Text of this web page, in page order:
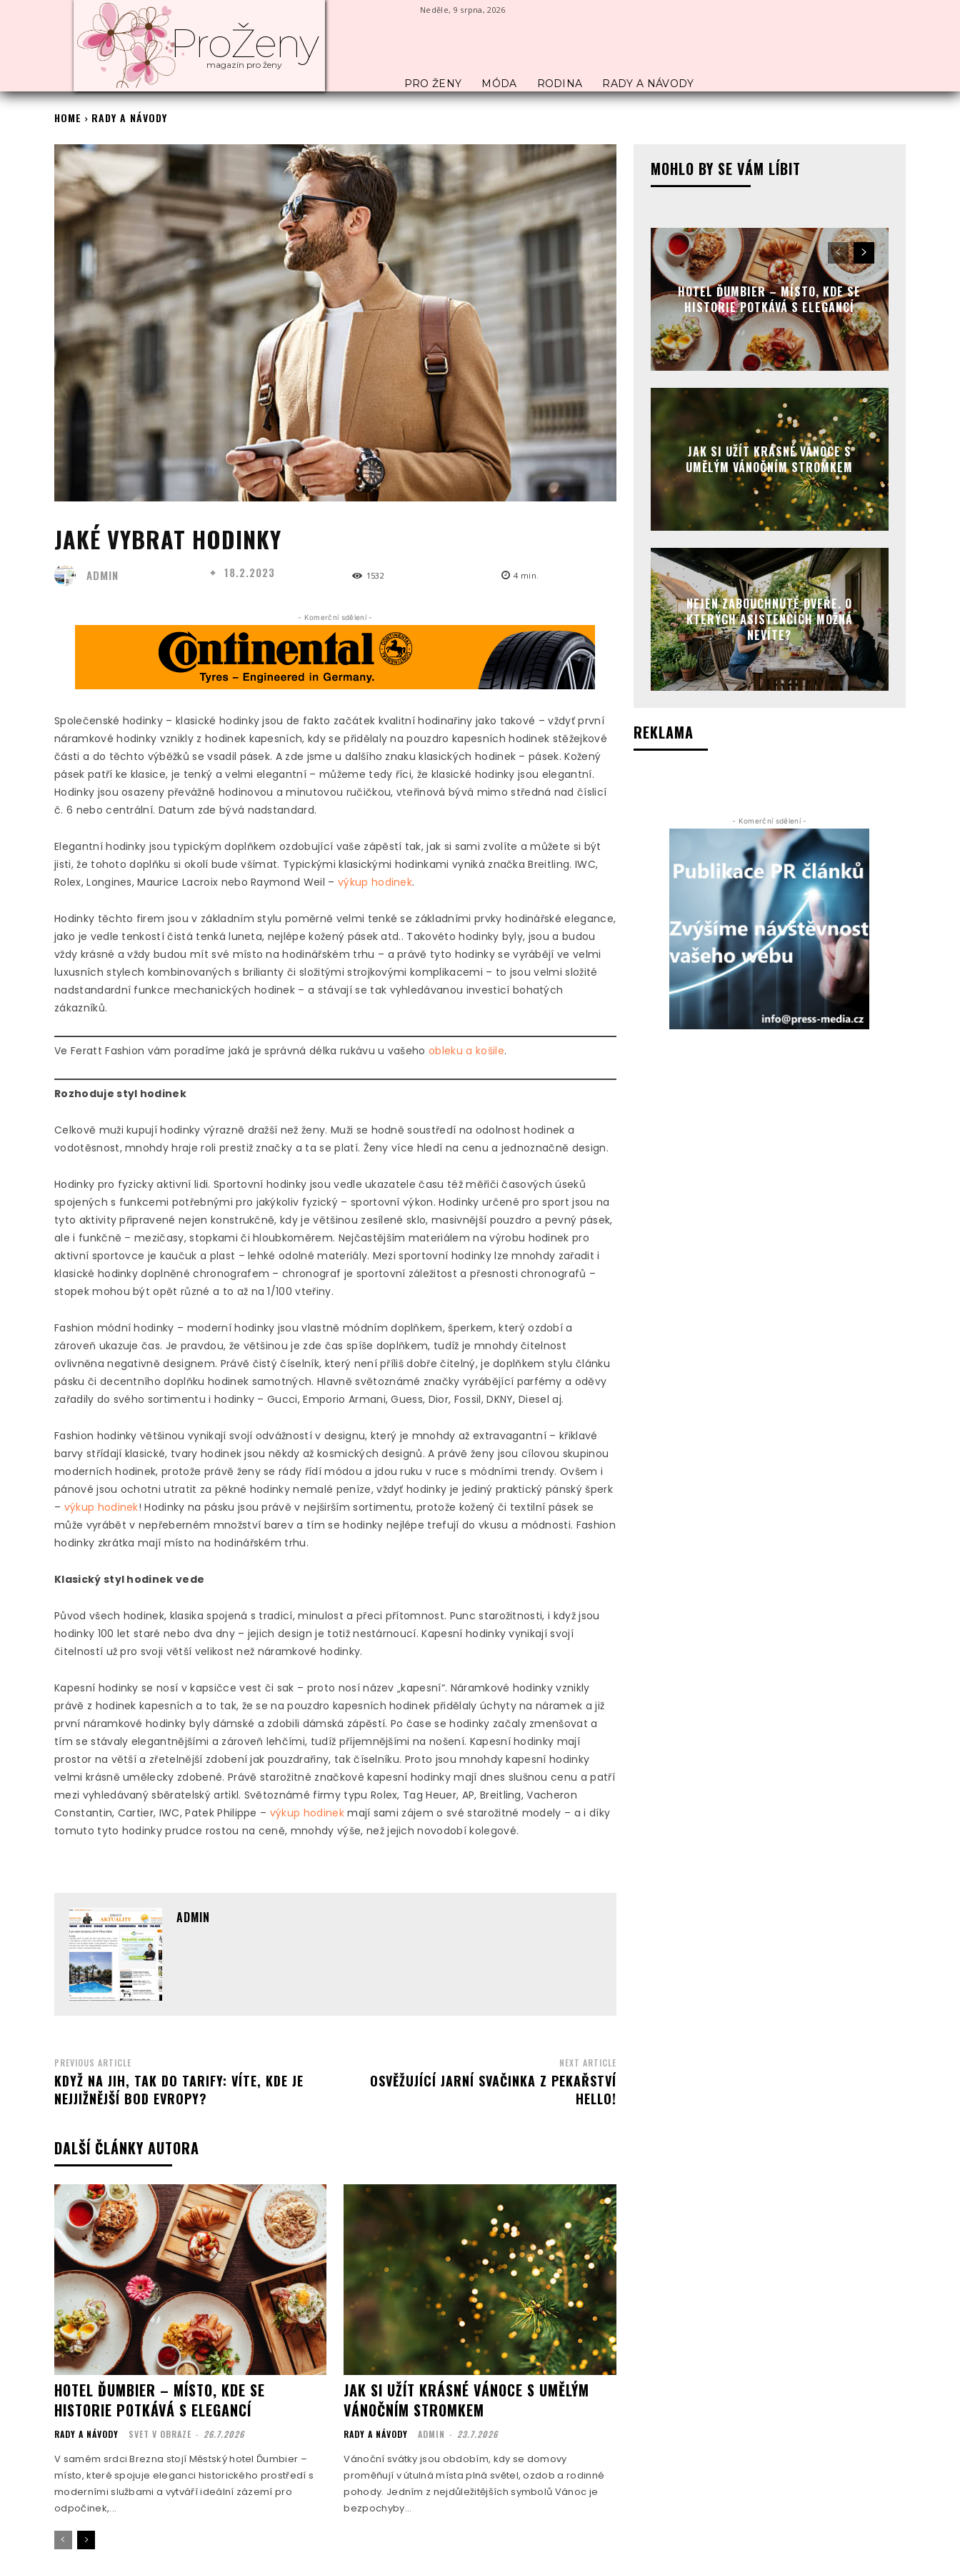
Neděle, 9 srpna, 2026
ProŽeny
magazín pro ženy
PRO ŽENY MÓDA RODINA RADY A NÁVODY
HOME RADY A NÁVODY
JAKÉ VYBRAT HODINKY
ADMIN 18.2.2023 1532 4 min.
- Komerční sdělení -
Společenské hodinky – klasické hodinky jsou de fakto začátek kvalitní hodinařiny jako takové – vždyť první
náramkové hodinky vznikly z hodinek kapesních, kdy se přidělaly na pouzdro kapesních hodinek stěžejkové
části a do těchto výběžků se vsadil pásek. A zde jsme u dalšího znaku klasických hodinek – pásek. Kožený
pásek patří ke klasice, je tenký a velmi elegantní – můžeme tedy říci, že klasické hodinky jsou elegantní.
Hodinky jsou osazeny převážně hodinovou a minutovou ručičkou, vteřinová bývá mimo středná nad číslicí
č. 6 nebo centrální. Datum zde bývá nadstandard.
Elegantní hodinky jsou typickým doplňkem ozdobující vaše zápěstí tak, jak si sami zvolíte a můžete si být
jisti, že tohoto doplňku si okolí bude všímat. Typickými klasickými hodinkami vyniká značka Breitling. IWC,
Rolex, Longines, Maurice Lacroix nebo Raymond Weil – výkup hodinek.
Hodinky těchto firem jsou v základním stylu poměrně velmi tenké se základními prvky hodinářské elegance,
jako je vedle tenkostí čistá tenká luneta, nejlépe kožený pásek atd.. Takovéto hodinky byly, jsou a budou
vždy krásné a vždy budou mít své místo na hodinářském trhu – a právě tyto hodinky se vyrábějí ve velmi
luxusních stylech kombinovaných s brilianty či složitými strojkovými komplikacemi – to jsou velmi složité
nadstandardní funkce mechanických hodinek – a stávají se tak vyhledávanou investicí bohatých
zákazníků.
Ve Feratt Fashion vám poradíme jaká je správná délka rukávu u vašehoobleku a košile.
Rozhoduje styl hodinek
Celkově muži kupují hodinky výrazně dražší než ženy. Muži se hodně soustředí na odolnost hodinek a
vodotěsnost, mnohdy hraje roli prestiž značky a ta se platí. Ženy více hledí na cenu a jednoznačně design.
Hodinky pro fyzicky aktivní lidi. Sportovní hodinky jsou vedle ukazatele času též měřiči časových úseků
spojených s funkcemi potřebnými pro jakýkoliv fyzický – sportovní výkon. Hodinky určené pro sport jsou na
tyto aktivity připravené nejen konstrukčně, kdy je většinou zesílené sklo, masivnější pouzdro a pevný pásek,
ale i funkčně – mezičasy, stopkami či hloubkoměrem. Nejčastějším materiálem na výrobu hodinek pro
aktivní sportovce je kaučuk a plast – lehké odolné materiály. Mezi sportovní hodinky lze mnohdy zařadit i
klasické hodinky doplněné chronografem – chronograf je sportovní záležitost a přesnosti chronografů –
stopek mohou být opět různé a to až na 1/100 vteřiny.
Fashion módní hodinky – moderní hodinky jsou vlastně módním doplňkem, šperkem, který ozdobí a
zároveň ukazuje čas. Je pravdou, že většinou je zde čas spíše doplňkem, tudíž je mnohdy čitelnost
ovlivněna negativně designem. Právě čistý číselník, který není příliš dobře čitelný, je doplňkem stylu článku
pásku či decentního doplňku hodinek samotných. Hlavně světoznámé značky vyrábějící parfémy a oděvy
zařadily do svého sortimentu i hodinky – Gucci, Emporio Armani, Guess, Dior, Fossil, DKNY, Diesel aj.
Fashion hodinky většinou vynikají svojí odvážností v designu, který je mnohdy až extravagantní – křiklavé
barvy střídají klasické, tvary hodinek jsou někdy až kosmických designů. A právě ženy jsou cílovou skupinou
moderních hodinek, protože právě ženy se rády řídí módou a jdou ruku v ruce s módními trendy. Ovšem i
pánové jsou ochotni utratit za pěkné hodinky nemalé peníze, vždyť hodinky je jediný praktický pánský šperk
– výkup hodinek! Hodinky na pásku jsou právě v nejširším sortimentu, protože kožený či textilní pásek se
může vyrábět v nepřeberném množství barev a tím se hodinky nejlépe trefují do vkusu a módnosti. Fashion
hodinky zkrátka mají místo na hodinářském trhu.
Klasický styl hodinek vede
Původ všech hodinek, klasika spojená s tradicí, minulost a přeci přítomnost. Punc starožitnosti, i když jsou
hodinky 100 let staré nebo dva dny – jejich design je totiž nestárnoucí. Kapesní hodinky vynikají svojí
čitelností už pro svoji větší velikost než náramkové hodinky.
Kapesní hodinky se nosí v kapsičce vest či sak – proto nosí název „kapesní“. Náramkové hodinky vznikly
právě z hodinek kapesních a to tak, že se na pouzdro kapesních hodinek přidělaly úchyty na náramek a již
první náramkové hodinky byly dámské a zdobili dámská zápěstí. Po čase se hodinky začaly zmenšovat a
tím se stávaly elegantnějšími a zároveň lehčími, tudíž příjemnějšími na nošení. Kapesní hodinky mají
prostor na větší a zřetelnější zdobení jak pouzdrařiny, tak číselníku. Proto jsou mnohdy kapesní hodinky
velmi krásně umělecky zdobené. Právě starožitné značkové kapesní hodinky mají dnes slušnou cenu a patří
mezi vyhledávaný sběratelský artikl. Světoznámé firmy typu Rolex, Tag Heuer, AP, Breitling, Vacheron
Constantin, Cartier, IWC, Patek Philippe – výkup hodinekmají sami zájem o své starožitné modely – a i díky
tomuto tyto hodinky prudce rostou na ceně, mnohdy výše, než jejich novodobí kolegové.
ADMIN
PREVIOUS ARTICLE
KDYŽ NA JIH, TAK DO TARIFY: VÍTE, KDE JE
NEJJIŽNĚJŠÍ BOD EVROPY?
NEXT ARTICLE
OSVĚŽUJÍCÍ JARNÍ SVAČINKA Z PEKAŘSTVÍ
HELLO!
DALŠÍ ČLÁNKY AUTORA
HOTEL ĎUMBIER – MÍSTO, KDE SE
HISTORIE POTKÁVÁ S ELEGANCÍ
RADY A NÁVODY SVET V OBRAZE - 26.7.2026
V samém srdci Brezna stojí Městský hotel Ďumbier –
místo, které spojuje eleganci historického prostředí s
moderními službami a vytváří ideální zázemí pro
odpočinek,...
JAK SI UŽÍT KRÁSNÉ VÁNOCE S UMĚLÝM
VÁNOČNÍM STROMKEM
RADY A NÁVODY ADMIN - 23.7.2026
Vánoční svátky jsou obdobím, kdy se domovy
proměňují v útulná místa plná světel, ozdob a rodinné
pohody. Jedním z nejdůležitějších symbolů Vánoc je
bezpochyby...
MOHLO BY SE VÁM LÍBIT
HOTEL ĎUMBIER – MÍSTO, KDE SE
HISTORIE POTKÁVÁ S ELEGANCÍ
JAK SI UŽÍT KRÁSNÉ VÁNOCE S
UMĚLÝM VÁNOČNÍM STROMKEM
NEJEN ZABOUCHNUTÉ DVEŘE. O
KTERÝCH ASISTENCÍCH MOŽNÁ
NEVÍTE?
REKLAMA
- Komerční sdělení -